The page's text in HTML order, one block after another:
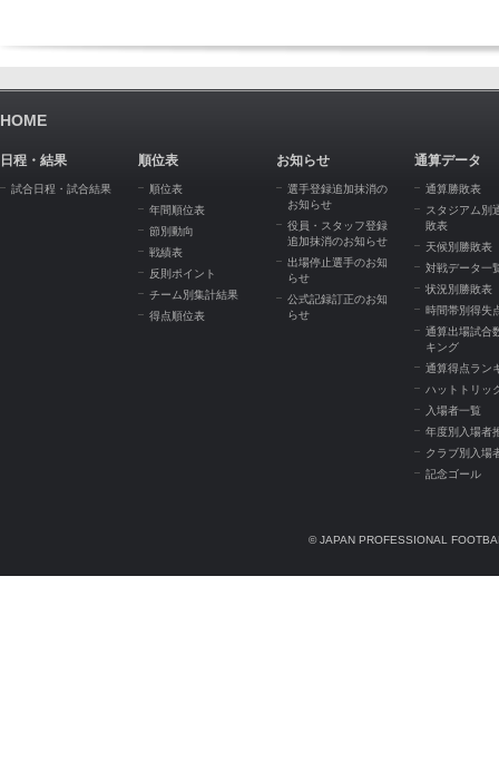
HOME
日程・結果
試合日程・試合結果
順位表
順位表
年間順位表
節別動向
戦績表
反則ポイント
チーム別集計結果
得点順位表
お知らせ
選手登録追加抹消の
お知らせ
役員・スタッフ登録
追加抹消のお知らせ
出場停止選手のお知
らせ
公式記録訂正のお知
らせ
通算データ
通算勝敗表
スタジアム別
敗表
天候別勝敗表
対戦データ一
状況別勝敗表
時間帯別得失
通算出場試合
キング
通算得点ラン
ハットトリッ
入場者一覧
年度別入場者
クラブ別入場
記念ゴール
© JAPAN PROFESSIONAL